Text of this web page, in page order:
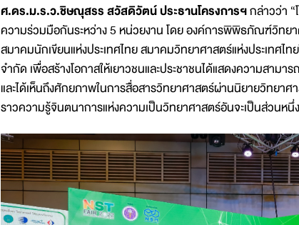
ศ.ดร.ม.ร.ว.ชิษณุสรร สวัสดิวัตน์ ประธานโครงการฯกล่าวว่า “
ความร่วมมือกันระหว่าง 5 หน่วยงาน โดย องค์การพิพิธภัณฑ์วิท
สมาคมนักเขียนแห่งประเทศไทย สมาคมวิทยาศาสตร์แห่งประเทศไ
จำกัด เพื่อสร้างโอกาสให้เยาวชนและประชาชนได้แสดงความสาม
และได้เห็นถึงศักยภาพในการสื่อสารวิทยาศาสตร์ผ่านนิยายวิทยาศ
ราวความรู้จินตนาการแห่งความเป็นวิทยาศาสตร์อันจะเป็นส่วนหนึ่